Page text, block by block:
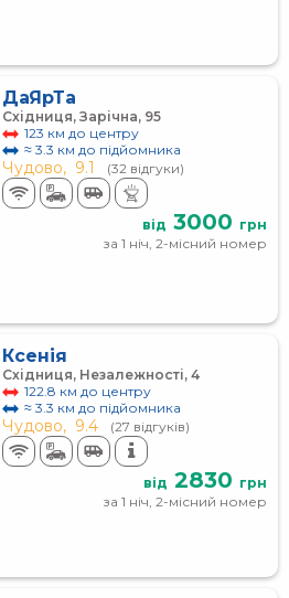
ДаЯрТа
Східниця, Зарічна, 95
123 км до центру
≈ 3.3 км до підйомника
Чудово, 9.1 (32 відгуки)
від 3000 грн
за 1 ніч, 2-місний номер
Ксенія
Східниця, Незалежності, 4
122.8 км до центру
≈ 3.3 км до підйомника
Чудово, 9.4 (27 відгуків)
від 2830 грн
за 1 ніч, 2-місний номер